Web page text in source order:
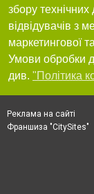
збору
відвідувачів з
маркетингової
Умови обробки
див. "Політика
Реклама на сайті
Франшиза "CitySites"